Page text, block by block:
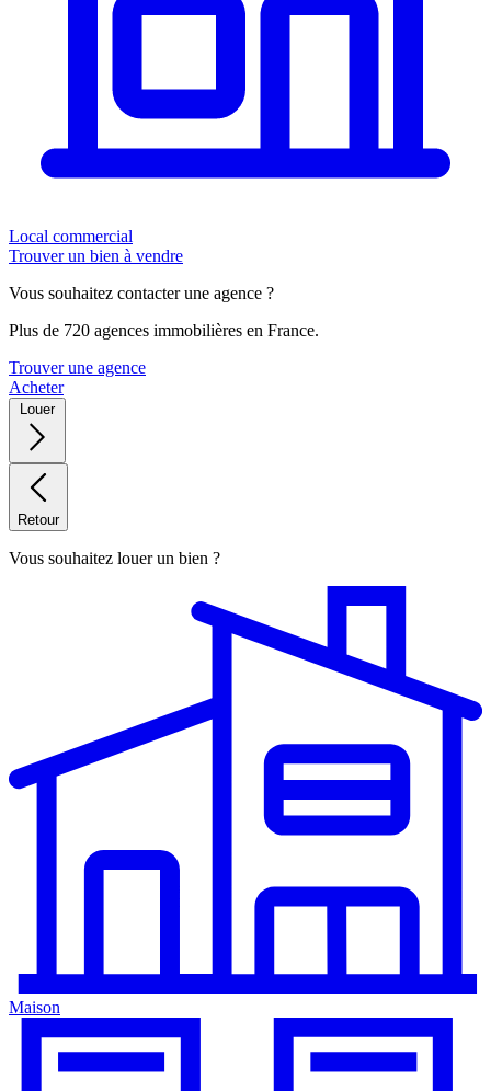
Local commercial
Trouver un bien à vendre
Vous souhaitez contacter une agence ?
Plus de 720 agences immobilières en France.
Trouver une agence
Acheter
Louer
Retour
Vous souhaitez louer un bien ?
Maison